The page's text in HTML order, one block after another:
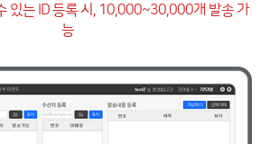
있는 ID 등록 시, 10,000~30,000개 발송 가
능